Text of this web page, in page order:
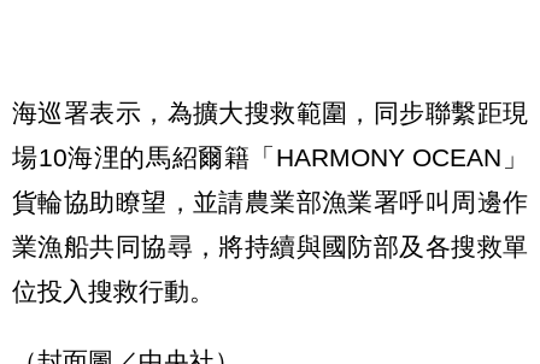
海巡署表示，為擴大搜救範圍，同步聯繫距現
場10海浬的馬紹爾籍「HARMONY OCEAN」
貨輪協助瞭望，並請農業部漁業署呼叫周邊作
業漁船共同協尋，將持續與國防部及各搜救單
位投入搜救行動。